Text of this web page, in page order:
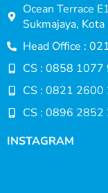
Ocean Terrace
Sukmajaya,
Head Office :
CS : 0858 1077
CS : 0821 2600
CS : 0896 2852
INSTAGRAM